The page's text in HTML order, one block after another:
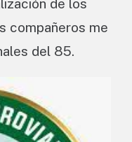
de los
compañeros me
del 85.